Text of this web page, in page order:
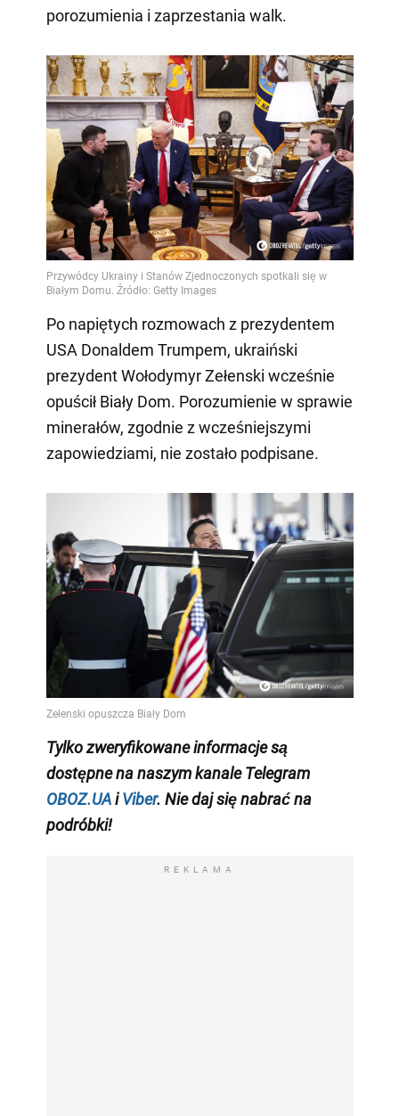
porozumienia i zaprzestania walk.
Po napiętych rozmowach z prezydentem
USA Donaldem Trumpem, ukraiński
prezydent Wołodymyr Zełenski wcześnie
opuścił Biały Dom. Porozumienie w sprawie
minerałów, zgodnie z wcześniejszymi
zapowiedziami, nie zostało podpisane.
Tylko zweryfikowane informacje są
dostępne na naszym kanale Telegram
OBOZ.UA iViber. Nie daj się nabrać na
podróbki!
REKLAMA